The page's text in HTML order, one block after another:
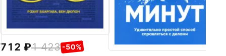
712 1 423 -50%